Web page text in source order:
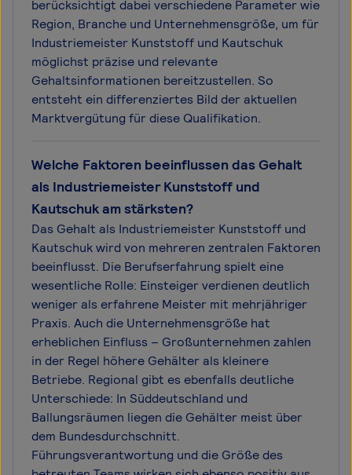
berücksichtigt dabei verschiedene Parameter wie
Region, Branche und Unternehmensgröße, um für
Industriemeister Kunststoff und Kautschuk
möglichst präzise und relevante
Gehaltsinformationen bereitzustellen. So
entsteht ein differenziertes Bild der aktuellen
Marktvergütung für diese Qualifikation.
Welche Faktoren beeinflussen das Gehalt
als Industriemeister Kunststoff und
Kautschuk am stärksten?
Das Gehalt als Industriemeister Kunststoff und
Kautschuk wird von mehreren zentralen Faktoren
beeinflusst. Die Berufserfahrung spielt eine
wesentliche Rolle: Einsteiger verdienen deutlich
weniger als erfahrene Meister mit mehrjähriger
Praxis. Auch die Unternehmensgröße hat
erheblichen Einfluss – Großunternehmen zahlen
in der Regel höhere Gehälter als kleinere
Betriebe. Regional gibt es ebenfalls deutliche
Unterschiede: In Süddeutschland und
Ballungsräumen liegen die Gehälter meist über
dem Bundesdurchschnitt.
Führungsverantwortung und die Größe des